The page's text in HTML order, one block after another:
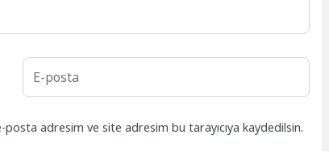
posta adresim ve site adresim bu tarayıcıya kaydedilsin.